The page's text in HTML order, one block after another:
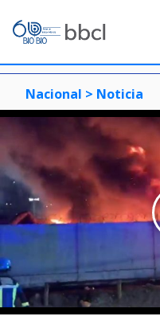
Nacional > Noticia